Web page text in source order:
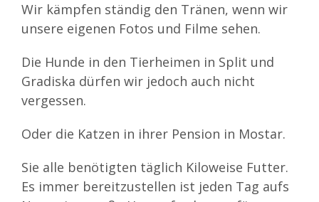
Wir kämpfen ständig den Tränen, wenn wir
unsere eigenen Fotos und Filme sehen.
Die Hunde in den Tierheimen in Split und
Gradiska dürfen wir jedoch auch nicht
vergessen.
Oder die Katzen in ihrer Pension in Mostar.
Sie alle benötigten täglich Kiloweise Futter.
Es immer bereitzustellen ist jeden Tag aufs